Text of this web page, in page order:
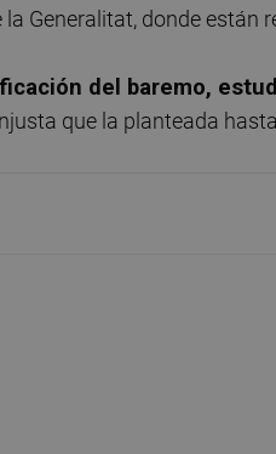
Generalitat, donde están
del baremo,
que la planteada